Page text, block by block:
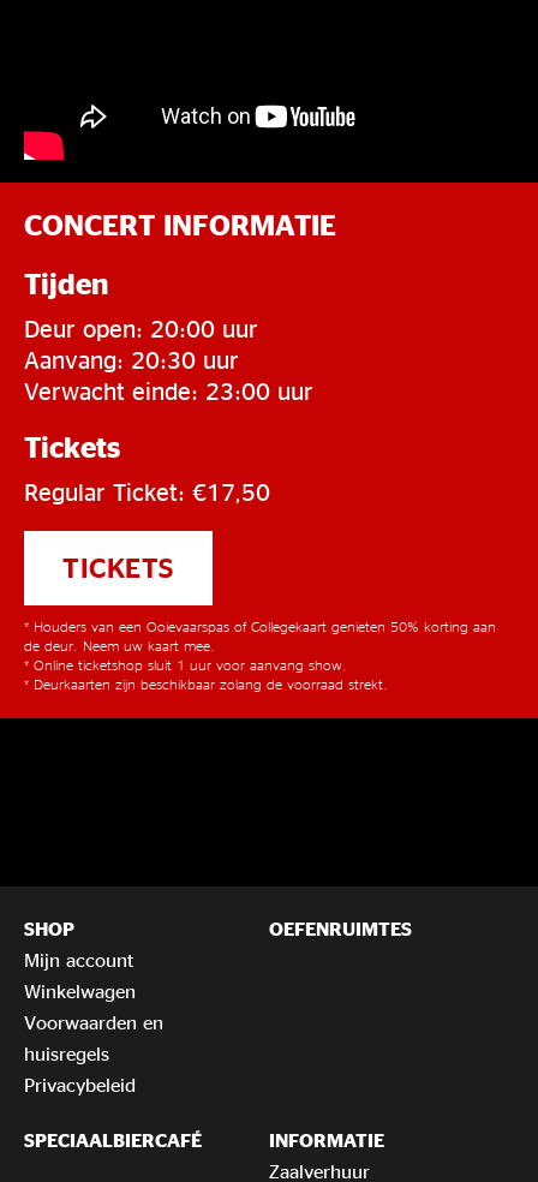
CONCERT INFORMATIE
Tijden
Deur open: 20:00 uur
Aanvang: 20:30 uur
Verwacht einde: 23:00 uur
Tickets
Regular Ticket: €17,50
TICKETS
* Houders van een Ooievaarspas of Collegekaart genieten 50% korting aan
de deur. Neem uw kaart mee.
* Online ticketshop sluit 1 uur voor aanvang show.
* Deurkaarten zijn beschikbaar zolang de voorraad strekt.
SHOP
Mijn account
Winkelwagen
Voorwaarden en
huisregels
Privacybeleid
OEFENRUIMTES
SPECIAALBIERCAFÉ
INFORMATIE
Zaalverhuur